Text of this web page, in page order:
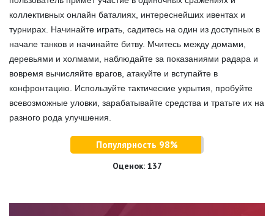
коллективных онлайн баталиях, интереснейших ивентах и
турнирах. Начинайте играть, садитесь на один из доступных в
начале танков и начинайте битву. Мчитесь между домами,
деревьями и холмами, наблюдайте за показаниями радара и
вовремя вычисляйте врагов, атакуйте и вступайте в
конфронтацию. Используйте тактические укрытия, пробуйте
всевозможные уловки, зарабатывайте средства и тратьте их на
разного рода улучшения.
Популярность 98%
Оценок: 137